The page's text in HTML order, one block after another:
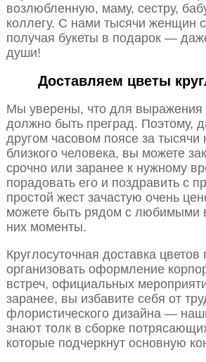
возлюбленную, маму, сестру,
коллегу. С нами тысячи женщин
получая букеты в подарок —
души!
Доставляем цветы
Мы уверены, что для выражения
должно быть преград. Поэтому,
другом часовом поясе за тысячи
близкого человека, вы можете
срочно или заранее к нужному
порадовать его и поздравить с
простой жест зачастую очень
можете быть рядом с любимыми
них моменты.
Круглосуточная доставка цветов
организовать оформление
встреч, официальных
заранее, вы избавите себя от
флористического дизайна —
знают толк в сборке
которые подчеркнут основную